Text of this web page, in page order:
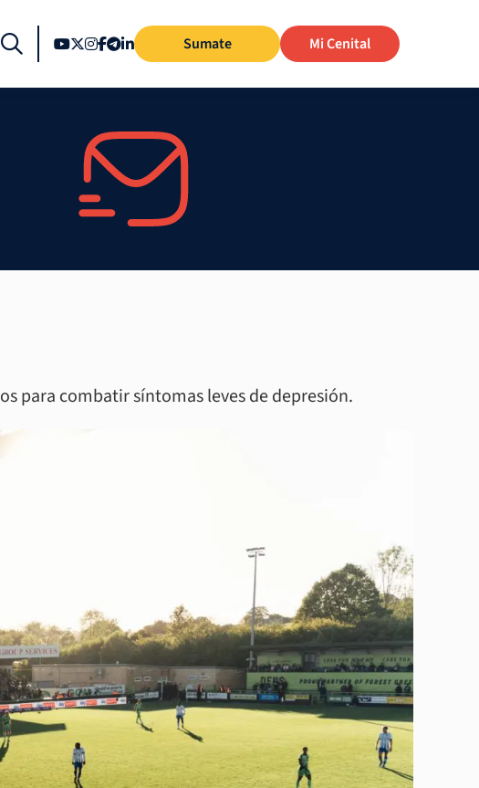
Sumate Mi Cenital
para combatir síntomas leves de depresión.